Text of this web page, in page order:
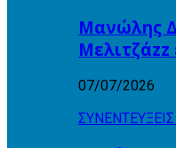
Μανώλης
Μελιτζάzz
07/07/2026